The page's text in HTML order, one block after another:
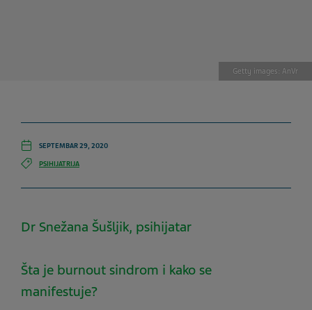
Getty images: AnVr
SEPTEMBAR 29, 2020
PSIHIJATRIJA
Dr Snežana Šušljik, psihijatar
Šta je burnout sindrom i kako se
manifestuje?